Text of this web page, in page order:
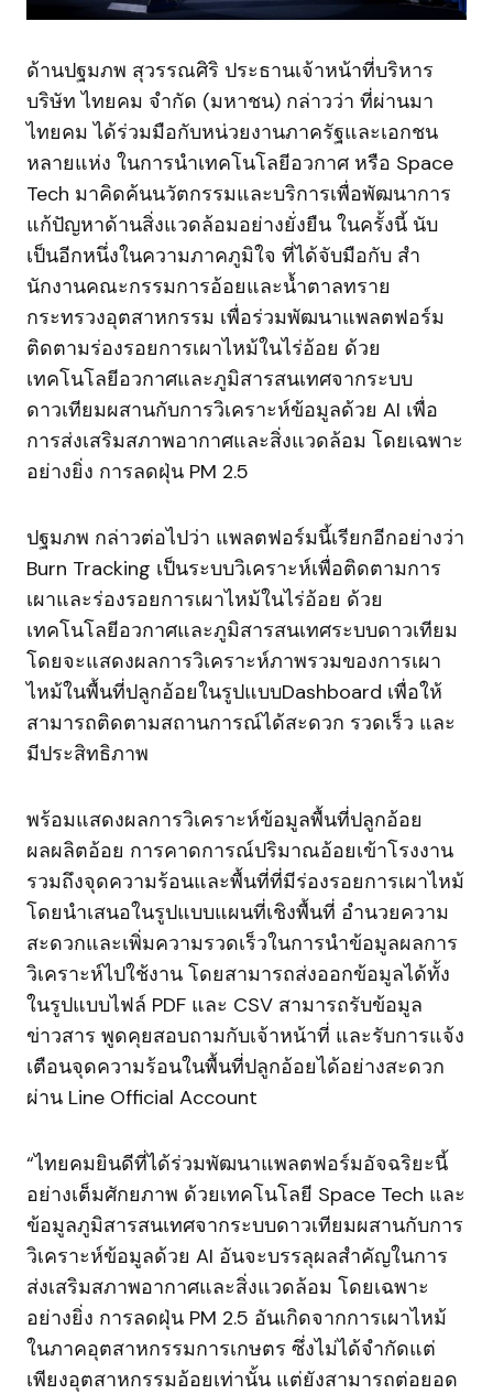
ด้านปฐมภพ สุวรรณศิริ ประธานเจ้าหน้าที่บริหาร
บริษัท ไทยคม จำกัด (มหาชน) กล่าวว่า ที่ผ่านมา
ไทยคม ได้ร่วมมือกับหน่วยงานภาครัฐและเอกชน
หลายแห่ง ในการนำเทคโนโลยีอวกาศ หรือ Space
Tech มาคิดค้นนวัตกรรมและบริการเพื่อพัฒนาการ
แก้ปัญหาด้านสิ่งแวดล้อมอย่างยั่งยืน ในครั้งนี้ นับ
เป็นอีกหนึ่งในความภาคภูมิใจ ที่ได้จับมือกับ สํา
นักงานคณะกรรมการอ้อยและน้ำตาลทราย
กระทรวงอุตสาหกรรม เพื่อร่วมพัฒนาแพลตฟอร์ม
ติดตามร่องรอยการเผาไหม้ในไร่อ้อย ด้วย
เทคโนโลยีอวกาศและภูมิสารสนเทศจากระบบ
ดาวเทียมผสานกับการวิเคราะห์ข้อมูลด้วย AI เพื่อ
การส่งเสริมสภาพอากาศและสิ่งแวดล้อม โดยเฉพาะ
อย่างยิ่ง การลดฝุ่น PM 2.5
ปฐมภพ กล่าวต่อไปว่า แพลตฟอร์มนี้เรียกอีกอย่างว่า
Burn Tracking เป็นระบบวิเคราะห์เพื่อติดตามการ
เผาและร่องรอยการเผาไหม้ในไร่อ้อย ด้วย
เทคโนโลยีอวกาศและภูมิสารสนเทศระบบดาวเทียม
โดยจะแสดงผลการวิเคราะห์ภาพรวมของการเผา
ไหม้ในพื้นที่ปลูกอ้อยในรูปแบบDashboard เพื่อให้
สามารถติดตามสถานการณ์ได้สะดวก รวดเร็ว และ
มีประสิทธิภาพ
พร้อมแสดงผลการวิเคราะห์ข้อมูลพื้นที่ปลูกอ้อย
ผลผลิตอ้อย การคาดการณ์ปริมาณอ้อยเข้าโรงงาน
รวมถึงจุดความร้อนและพื้นที่ที่มีร่องรอยการเผาไหม้
โดยนำเสนอในรูปแบบแผนที่เชิงพื้นที่ อำนวยความ
สะดวกและเพิ่มความรวดเร็วในการนำข้อมูลผลการ
วิเคราะห์ไปใช้งาน โดยสามารถส่งออกข้อมูลได้ทั้ง
ในรูปแบบไฟล์ PDF และ CSV สามารถรับข้อมูล
ข่าวสาร พูดคุยสอบถามกับเจ้าหน้าที่ และรับการแจ้ง
เตือนจุดความร้อนในพื้นที่ปลูกอ้อยได้อย่างสะดวก
ผ่าน Line Official Account
“ไทยคมยินดีที่ได้ร่วมพัฒนาแพลตฟอร์มอัจฉริยะนี้
อย่างเต็มศักยภาพ ด้วยเทคโนโลยี Space Tech และ
ข้อมูลภูมิสารสนเทศจากระบบดาวเทียมผสานกับการ
วิเคราะห์ข้อมูลด้วย AI อันจะบรรลุผลสำคัญในการ
ส่งเสริมสภาพอากาศและสิ่งแวดล้อม โดยเฉพาะ
อย่างยิ่ง การลดฝุ่น PM 2.5 อันเกิดจากการเผาไหม้
ในภาคอุตสาหกรรมการเกษตร ซึ่งไม่ได้จำกัดแต่
เพียงอุตสาหกรรมอ้อยเท่านั้น แต่ยังสามารถต่อยอด